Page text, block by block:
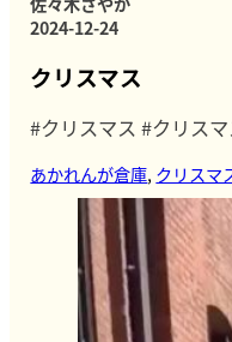
2024-12-24
クリスマス
#クリスマス #クリス
あかれんが倉庫, クリスマ